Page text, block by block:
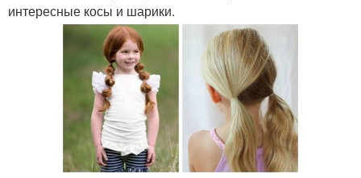
интересные косы и шарики.